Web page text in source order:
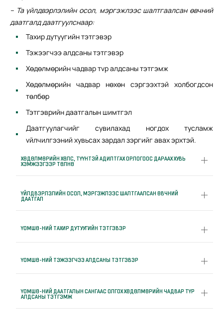
– Та үйлдвэрлэлийн осол, мэргэжлээс шалтгаалсан өвчний
даатгалд даатгуулснаар:
Тахир дутуугийн тэтгэвэр
Тэжээгчээ алдсаны тэтгэвэр
Хөдөлмөрийн чадвар тvр алдсаны тэтгэмж
Хөдөлмөрийн чадвар нөхөн сэргээхтэй холбогдсон
төлбөр
Тэтгэврийн даатгалын шимтгэл
Даатгуулагчийг сувилахад ногдох тусламж
vйлчилгээний хувьсах зардал зэргийг авах эрхтэй.
ХӨДӨЛМӨРИЙН ХӨЛС, ТҮҮНТЭЙ АДИЛТГАХ ОРЛОГООС ДАРААХ ХУВЬ
ХЭМЖЭЭГЭЭР ТӨЛНӨ
ҮЙЛДВЭРЛЭЛИЙН ОСОЛ, МЭРГЭЖЛЭЭС ШАЛТГААЛСАН ӨВЧНИЙ
ДААТГАЛ
ҮОМШӨ-НИЙ ТАХИР ДУТУУГИЙН ТЭТГЭВЭР
ҮОМШӨ-НИЙ ТЭЖЭЭГЧЭЭ АЛДСАНЫ ТЭТГЭВЭР
ҮОМШӨ-НИЙ ДААТГАЛЫН САНГААС ОЛГОХ ХӨДӨЛМӨРИЙН ЧАДВАР ТҮР
АЛДСАНЫ ТЭТГЭМЖ